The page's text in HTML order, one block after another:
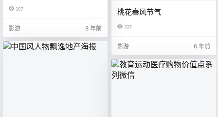
桃花春风节气
337
影游 6 年前
387
影游 8 年前